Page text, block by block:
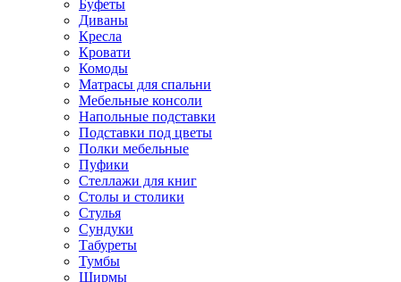
Буфеты
Диваны
Кресла
Кровати
Комоды
Матрасы для спальни
Мебельные консоли
Напольные подставки
Подставки под цветы
Полки мебельные
Пуфики
Стеллажи для книг
Столы и столики
Стулья
Сундуки
Табуреты
Тумбы
Ширмы